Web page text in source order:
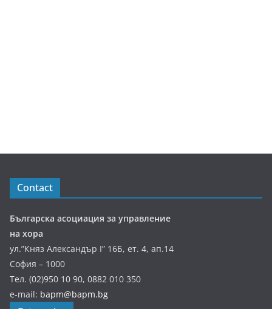
Contact
Българска асоциация за управление
на хора
ул.”Княз Александър І” 16Б, ет. 4, ап.14
София – 1000
Тел. (02)950 10 90, 0882 010 350
e-mail: bapm@bapm.bg